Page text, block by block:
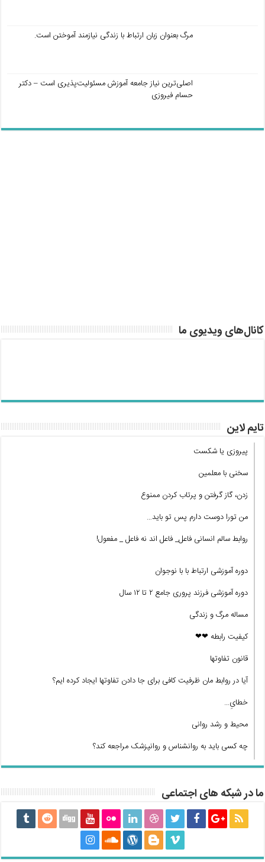
مرگ بعنوان زبان ارتباط با زندگی نیازمند آموختن است.
اصلی‌ترین نیاز جامعه آموزش مسئولیت‌پذیری است – دکتر
حسام فیروزی
کانال‌های ویدیوی ما
تایم لاین
پیروزی یا شکست
سخنی با معلمین
زدن، گاز گرفتن و پرتاب کردن ممنوع
من تورا دوست دارم پس تو باید…
روابط سالم انسانی فاعل_ فاعل اند نه فاعل _ مفعول!
دوره آموزشی ارتباط با با نوجوان
دوره آموزشی فرزند پروری جامع ۲ تا ۱۲ سال
مساله مرگ و زندگی
کیفیت رابطه ❤❤
قانون تفاوتها
آیا در روابط مان ظرفیت کافی برای جا دادن تفاوتها ایجاد کرده ایم؟
خطایِ…
محیط و رشد روانی
چه کسی باید به روانشناس و روانپزشک مراجعه کند؟
ما در شبکه های اجتماعی